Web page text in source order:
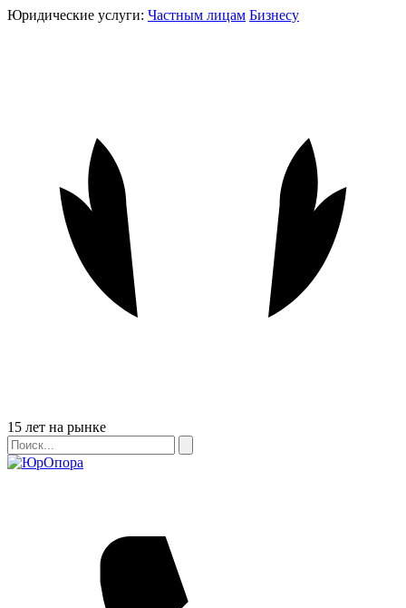
Юридические услуги: Частным лицам Бизнесу
Бейдж
15 лет на рынке
Поиск
Поиск